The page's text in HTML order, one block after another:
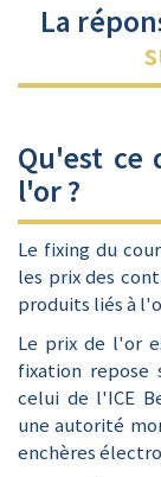
La
Qu'est
l'or ?
Le fixing du
les prix des
produits liés à
Le prix de l'or
fixation repose
celui de l'ICE
une autorité
enchères